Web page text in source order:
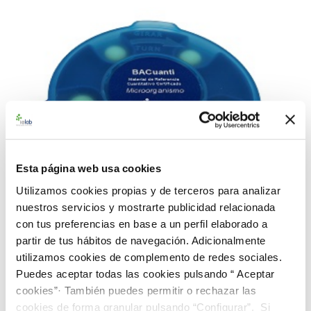
Esta página web usa cookies
Utilizamos cookies propias y de terceros para analizar
nuestros servicios y mostrarte publicidad relacionada
con tus preferencias en base a un perfil elaborado a
partir de tus hábitos de navegación. Adicionalmente
utilizamos cookies de complemento de redes sociales.
Puedes aceptar todas las cookies pulsando “ Aceptar
cookies”· También puedes permitir o rechazar las
cookies de forma granular pulsando “Configurar”. Si
990528 BACuanti Rango Bajo L. anisa CECT 8177
187,00 €